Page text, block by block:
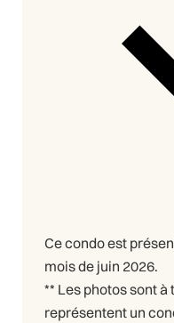
Ce condo est
mois de juin 2026.
** Les photos sont
représentent un